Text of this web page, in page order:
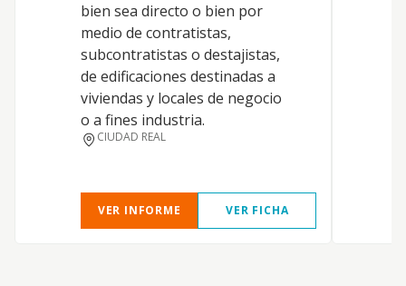
bien sea directo o bien por
medio de contratistas,
subcontratistas o destajistas,
de edificaciones destinadas a
viviendas y locales de negocio
o a fines industria.
CIUDAD REAL
VER INFORME VER FICHA